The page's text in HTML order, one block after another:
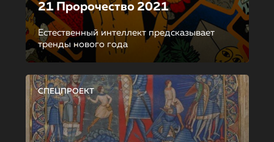
21 Пророчество 2021
Естественный интеллект предсказывает
тренды нового года
СПЕЦПРОЕКТ